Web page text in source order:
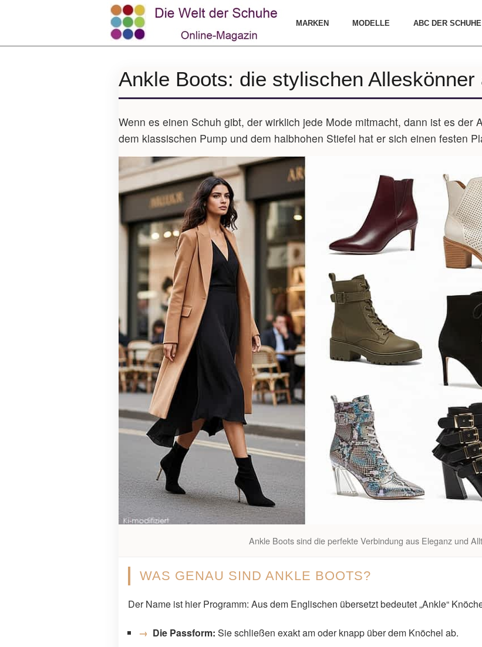
MARKEN MODELLE ABC DER SCHUHE
Ankle Boots: die stylischen Alleskönner
Wenn es einen Schuh gibt, der wirklich jede Mode mitmacht, dann ist es der
dem klassischen Pump und dem halbhohen Stiefel hat er sich einen festen
Ankle Boots sind die perfekte Verbindung aus Eleganz und
WAS GENAU SIND ANKLE BOOTS?
Der Name ist hier Programm: Aus dem Englischen übersetzt bedeutet „Ankle“
Die Passform: Sie schließen exakt am oder knapp über dem Knöchel ab.